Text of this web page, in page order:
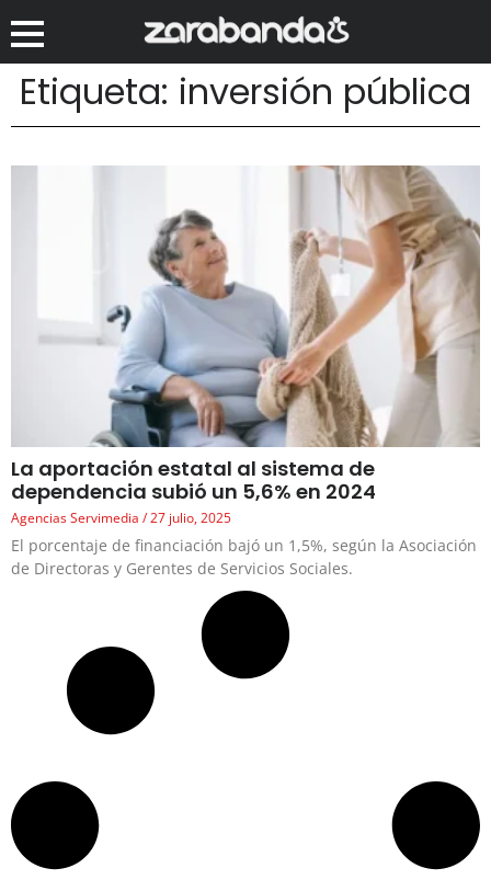
Etiqueta: inversión pública
La aportación estatal al sistema de
dependencia subió un 5,6% en 2024
Agencias Servimedia 27 julio, 2025
El porcentaje de financiación bajó un 1,5%, según la Asociación
de Directoras y Gerentes de Servicios Sociales.